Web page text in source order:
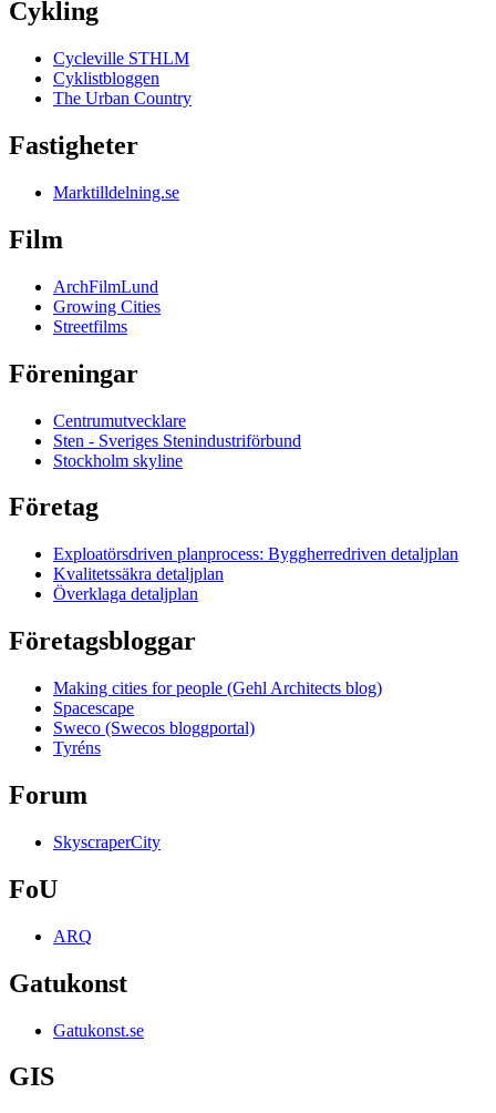
Cykling
Cycleville STHLM
Cyklistbloggen
The Urban Country
Fastigheter
Marktilldelning.se
Film
ArchFilmLund
Growing Cities
Streetfilms
Föreningar
Centrumutvecklare
Sten - Sveriges Stenindustriförbund
Stockholm skyline
Företag
Exploatörsdriven planprocess: Byggherredriven detaljplan
Kvalitetssäkra detaljplan
Överklaga detaljplan
Företagsbloggar
Making cities for people (Gehl Architects blog)
Spacescape
Sweco (Swecos bloggportal)
Tyréns
Forum
SkyscraperCity
FoU
ARQ
Gatukonst
Gatukonst.se
GIS